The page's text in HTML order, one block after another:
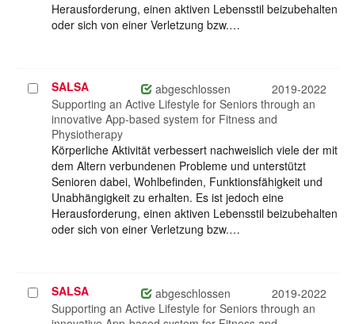
Herausforderung, einen aktiven Lebensstil beizubehalten
oder sich von einer Verletzung bzw.…
Projekt
auswählen
SALSA abgeschlossen
2019-2022
Supporting an Active Lifestyle for Seniors through an
innovative App-based system for Fitness and
Physiotherapy
Körperliche Aktivität verbessert nachweislich viele der mit
dem Altern verbundenen Probleme und unterstützt
Senioren dabei, Wohlbefinden, Funktionsfähigkeit und
Unabhängigkeit zu erhalten. Es ist jedoch eine
Herausforderung, einen aktiven Lebensstil beizubehalten
oder sich von einer Verletzung bzw.…
Projekt
auswählen
SALSA abgeschlossen
2019-2022
Supporting an Active Lifestyle for Seniors through an